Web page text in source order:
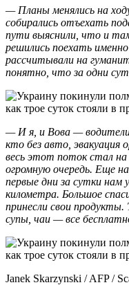
— Планы менялись на
собирались отъехать
пути выяснили, что и
решились поехать
рассчитывали на
понятно, что за одни
— И я, и Вова — водители,
кто без авто, эвакуация
весь этот поток стал на
огромную очередь. Еще
первые дни за сутки нам
километра. Большое
принесли свои продукты.
супы, чаи — все
Janek Skarzynski / AFP /